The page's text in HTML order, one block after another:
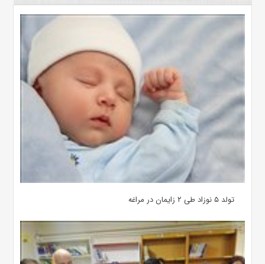
تولد ۵ نوزاد طی ۲ زایمان در مراغه